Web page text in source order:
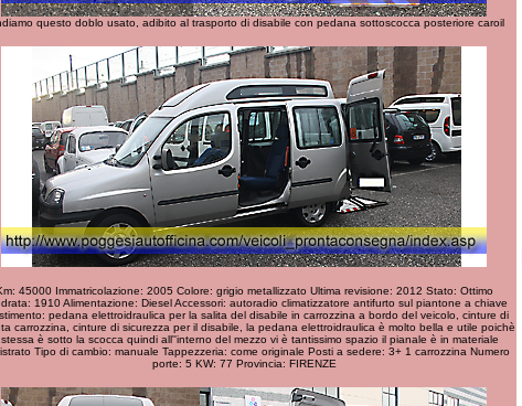
questo doblo usato, adibito al trasporto di disabile con pedana sottoscocca posteriore caroil
45000 Immatricolazione: 2005 Colore: grigio metallizzato Ultima revisione: 2012 Stato: Ottimo
1910 Alimentazione: Diesel Accessori: autoradio climatizzatore antifurto sul piantone a chiave
pedana elettroidraulica per la salita del disabile in carrozzina a bordo del veicolo, cinture di
carrozzina, cinture di sicurezza per il disabile, la pedana elettroidraulica è molto bella e utile poichè
è sotto la scocca quindi all''interno del mezzo vi è tantissimo spazio il pianale è in materiale
Tipo di cambio: manuale Tappezzeria: come originale Posti a sedere: 3+ 1 carrozzina Numero
porte: 5 KW: 77 Provincia: FIRENZE